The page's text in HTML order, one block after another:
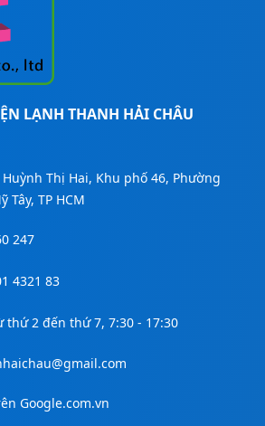
LẠNH THANH HẢI CHÂU
Huỳnh Thị Hai, Khu phố 46, Phường
Tây, TP HCM
247
4321 83
thứ 2 đến thứ 7, 7:30 - 17:30
Google.com.vn